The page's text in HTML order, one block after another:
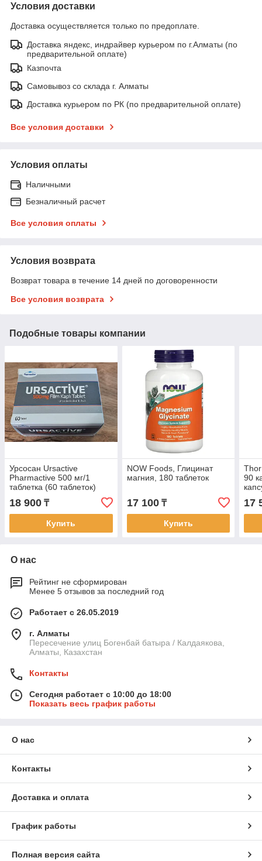
Условия доставки
Доставка осуществляется только по предоплате.
Доставка яндекс, индрайвер курьером по г.Алматы (по
предварительной оплате)
Казпочта
Самовывоз со склада г. Алматы
Доставка курьером по РК (по предварительной оплате)
Все условия доставки
Условия оплаты
Наличными
Безналичный расчет
Все условия оплаты
Условия возврата
Возврат товара в течение 14 дней по договоренности
Все условия возврата
Подобные товары компании
Урсосан Ursactive
Pharmactive 500 мг/1
таблетка (60 таблеток)
18 900 ₸
Купить
NOW Foods, Глицинат
магния, 180 таблеток
17 100₸
Купить
90
17
О нас
Рейтинг не сформирован
Менее 5 отзывов за последний год
Работает с 26.05.2019
г. Алматы
Пересечение улиц Богенбай батыра / Калдаякова,
Алматы, Казахстан
Контакты
Сегодня работает с 10:00 до 18:00
Показать весь график работы
О нас
Контакты
Доставка и оплата
График работы
Полная версия сайта